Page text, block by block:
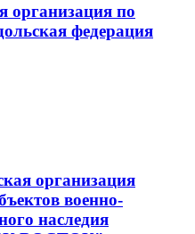
организация по
федерация
организация
военно-
наследия